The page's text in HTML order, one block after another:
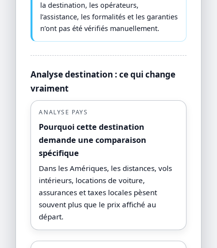
la destination, les opérateurs,
l’assistance, les formalités et les garanties
n’ont pas été vérifiés manuellement.
Analyse destination : ce qui change
vraiment
ANALYSE PAYS
Pourquoi cette destination
demande une comparaison
spécifique
Dans les Amériques, les distances, vols
intérieurs, locations de voiture,
assurances et taxes locales pèsent
souvent plus que le prix affiché au
départ.